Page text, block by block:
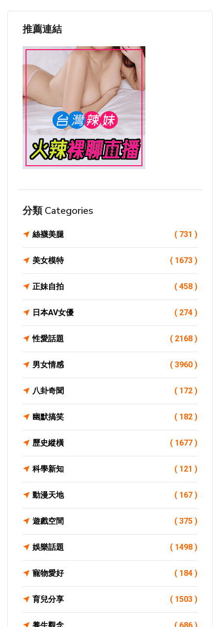
推薦連結
分類 Categories
絲襪美腿 ( 731 )
美女模特 ( 1673 )
正妹自拍 ( 458 )
日本AV女優 ( 274 )
性愛話題 ( 2168 )
男女情感 ( 3960 )
八卦奇聞 ( 172 )
幽默搞笑 ( 182 )
歷史縱橫 ( 1677 )
科學新知 ( 121 )
動漫天地 ( 167 )
遊戲空間 ( 375 )
娛樂話題 ( 1498 )
寵物愛好 ( 184 )
育兒分享 ( 1503 )